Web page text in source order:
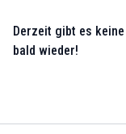
Derzeit gibt es
bald wieder!